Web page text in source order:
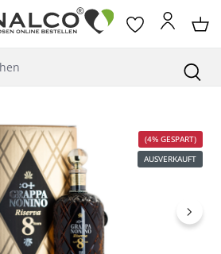
(4% GESPART)
AUSVERKAUFT